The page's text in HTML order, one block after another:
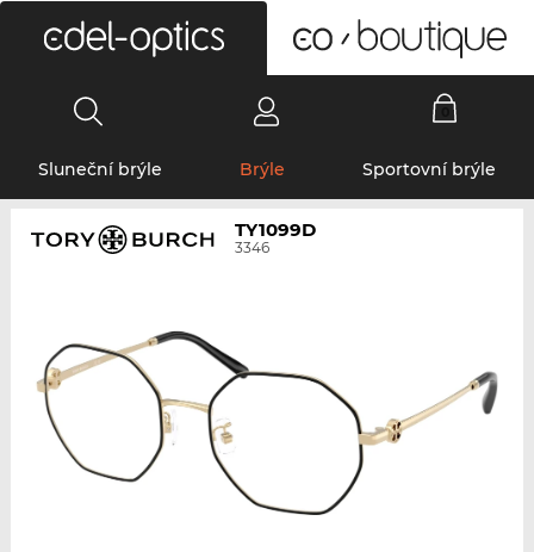
Sluneční brýle Brýle Sportovní brýle
TY1099D
3346